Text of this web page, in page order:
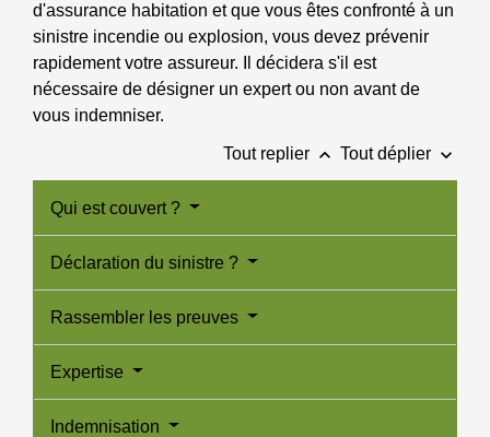
d'assurance habitation et que vous êtes confronté à un
sinistre incendie ou explosion, vous devez prévenir
rapidement votre assureur. Il décidera s'il est
nécessaire de désigner un expert ou non avant de
vous indemniser.
Tout replier keyboard_arrow_up Tout déplier keyboard_arrow_down
Qui est couvert ?
Déclaration du sinistre ?
Rassembler les preuves
Expertise
Indemnisation